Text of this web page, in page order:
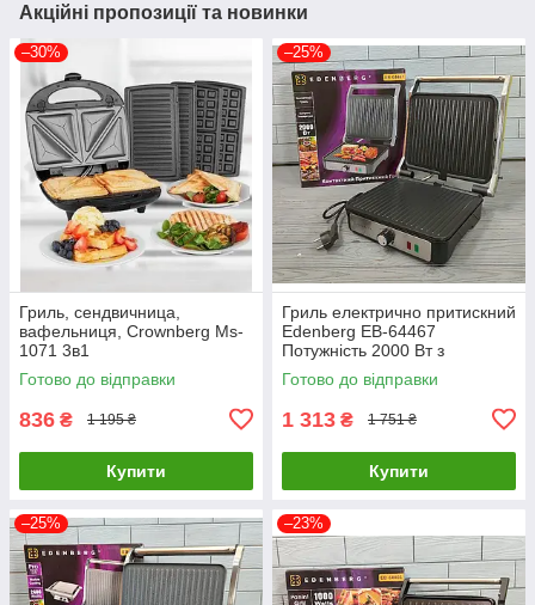
Акційні пропозиції та новинки
–30%
Гриль, сендвичница,
вафельниця, Crownberg Ms-
1071 3в1
Готово до відправки
836 ₴ 1 195 ₴
Купити
–25%
Гриль електрично притискний
Edenberg EB-64467
Потужність 2000 Вт з
регулюванням температури
Готово до відправки
1 313 ₴ 1 751 ₴
Купити
–25% –23%